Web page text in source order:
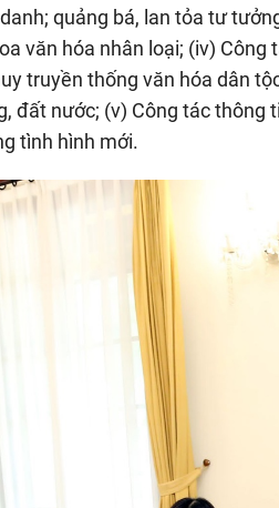
quảng bá, lan tỏa tư
văn hóa nhân loại; (iv)
truyền thống văn hóa dân
đất nước; (v) Công tác thông
tình hình mới.